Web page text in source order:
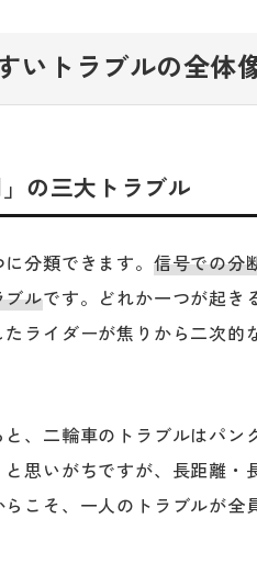
いトラブルの全体
の三大トラブル
分類できます。 信号での分
ブルです。どれか一つが起き
ライダーが焦りから二次的
、二輪車のトラブルはパン
思いがちですが、長距離・
こそ、一人のトラブルが全